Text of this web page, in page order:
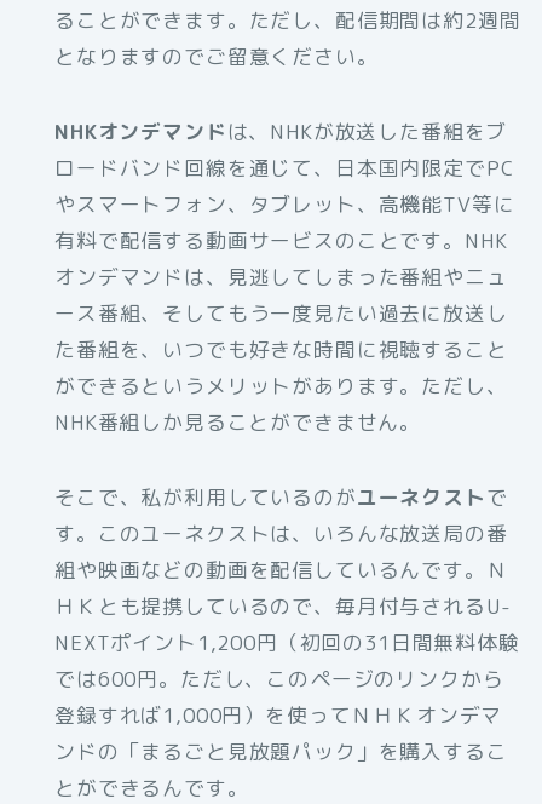
ることができます。ただし、配信期間は約2週間
となりますのでご留意ください。
NHKオンデマンド は、NHKが放送した番組をブ
ロードバンド回線を通じて、日本国内限定でPC
やスマートフォン、タブレット、高機能TV等に
有料で配信する動画サービスのことです。NHK
オンデマンドは、見逃してしまった番組やニュ
ース番組、そしてもう一度見たい過去に放送し
た番組を、いつでも好きな時間に視聴すること
ができるというメリットがあります。ただし、
NHK番組しか見ることができません。
そこで、私が利用しているのがユーネクストで
す。このユーネクストは、いろんな放送局の番
組や映画などの動画を配信しているんです。Ｎ
ＨＫとも提携しているので、毎月付与されるU-
NEXTポイント1,200円（初回の31日間無料体験
では600円。ただし、このページのリンクから
登録すれば1,000円）を使ってＮＨＫオンデマ
ンドの「まるごと見放題パック」を購入するこ
とができるんです。